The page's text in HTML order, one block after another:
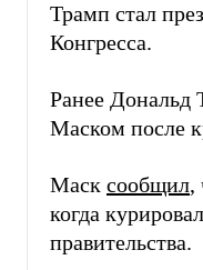
Трамп стал
Конгресса.
Ранее Дональд
Маском после
Маск сообщил,
когда
правительства.